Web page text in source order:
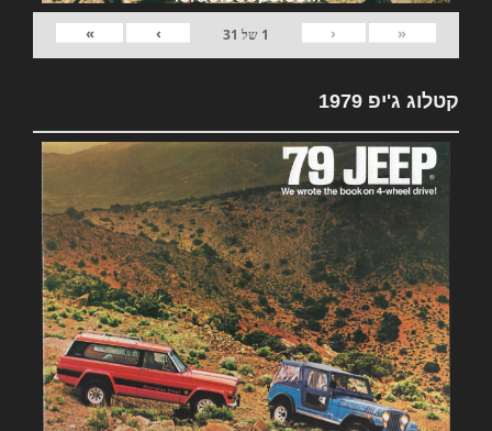
«
‹
1 של 31
›
»
קטלוג ג'יפ 1979